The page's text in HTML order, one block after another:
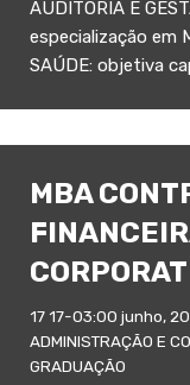
AUDITORIA E
especialização em
SAÚDE: objetiva
MBA
17 17-03:00 junho,
ADMINISTRAÇÃO E
GRADUAÇÃO